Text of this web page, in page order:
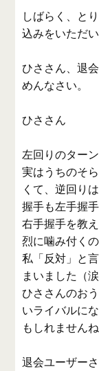
しばらく、と
込みをいただ
ひささん、退
めんなさい。
ひささん
左回りのター
実はうちのそ
くて、逆回り
握手も左手握
右手握手を教
烈に噛み付く
私「反対」と
まいました（涙
ひささんのお
いライバルに
もしれませんね
退会ユーザー